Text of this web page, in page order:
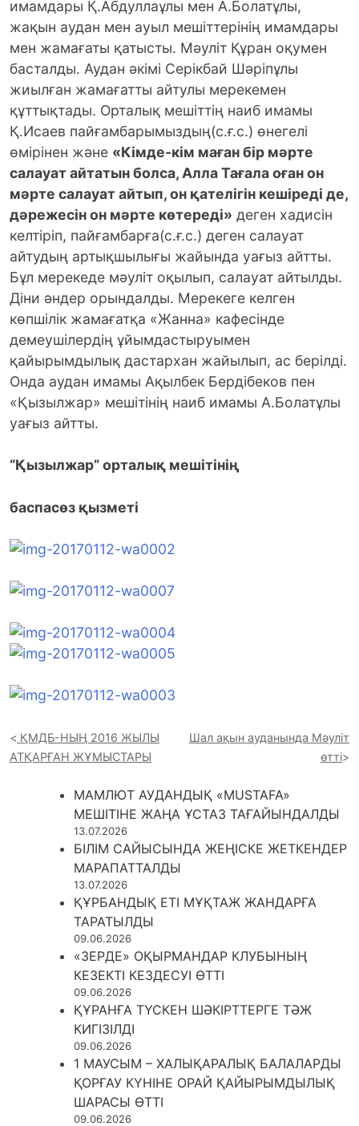
имамдары Қ.Абдуллаұлы мен А.Болатұлы,
жақын аудан мен ауыл мешіттерінің имамдары
мен жамағаты қатысты. Мәуліт Құран оқумен
басталды. Аудан әкімі Серікбай Шәріпұлы
жиылған жамағатты айтулы мерекемен
құттықтады. Орталық мешіттің наиб имамы
Қ.Исаев пайғамбарымыздың(с.ғ.с.) өнегелі
өмірінен және «Кімде-кім маған бір мәрте
салауат айтатын болса, Алла Тағала оған он
мәрте салауат айтып, он қателігін кешіреді де,
дәрежесін он мәрте көтереді» деген хадисін
келтіріп, пайғамбарға(с.ғ.с.) деген салауат
айтудың артықшылығы жайында уағыз айтты.
Бұл мерекеде мәуліт оқылып, салауат айтылды.
Діни әндер орындалды. Мерекеге келген
көпшілік жамағатқа «Жанна» кафесінде
демеушілердің ұйымдастыруымен
қайырымдылық дастархан жайылып, ас берілді.
Онда аудан имамы Ақылбек Бердібеков пен
«Қызылжар» мешітінің наиб имамы А.Болатұлы
уағыз айтты.
“Қызылжар” орталық мешітінің
баспасөз қызметі
ҚМДБ-НЫҢ 2016 ЖЫЛЫ
АТҚАРҒАН ЖҰМЫСТАРЫ
Шал ақын ауданында Мәуліт
өтті
МАМЛЮТ АУДАНДЫҚ «MUSTAFA»
МЕШІТІНЕ ЖАҢА ҰСТАЗ ТАҒАЙЫНДАЛДЫ
13.07.2026
БІЛІМ САЙЫСЫНДА ЖЕҢІСКЕ ЖЕТКЕНДЕР
МАРАПАТТАЛДЫ
13.07.2026
ҚҰРБАНДЫҚ ЕТІ МҰҚТАЖ ЖАНДАРҒА
ТАРАТЫЛДЫ
09.06.2026
«ЗЕРДЕ» ОҚЫРМАНДАР КЛУБЫНЫҢ
КЕЗЕКТІ КЕЗДЕСУІ ӨТТІ
09.06.2026
ҚҰРАНҒА ТҮСКЕН ШӘКІРТТЕРГЕ ТӘЖ
КИГІЗІЛДІ
09.06.2026
1 МАУСЫМ – ХАЛЫҚАРАЛЫҚ БАЛАЛАРДЫ
ҚОРҒАУ КҮНІНЕ ОРАЙ ҚАЙЫРЫМДЫЛЫҚ
ШАРАСЫ ӨТТІ
09.06.2026